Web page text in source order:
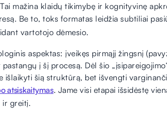
mažina klaidų tikimybę ir kognityvinę
Be to, toks formatas leidžia subtiliai
vartotojo dėmesio.
aspektas: įveikęs pirmąjį žingsnį
į šį procesą. Dėl šio
išlaikyti šią struktūrą, bet išvengti
atsiskaitymas. Jame visi etapai išsidėstę
ir greitį.